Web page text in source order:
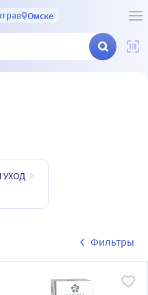
в Омске
УХОД
Фильтры